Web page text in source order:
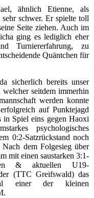
ähnlich Etienne, als
schwer. Er spielte toll
Seite ziehen. Auch im
ging es lediglich eher
Turniererfahrung, zu
Quäntchen für
sicherlich bereits unser
seitdem immerhin
werden konnte
auf Punktejagd
in Spiel eins gegen Haoxi
psychologisches
0:2-Satzrückstand noch
dem Folgesieg über
mit einen saustarken 3:1-
& aktuellen U19-
(TTC Greifswald) das
einer der kleinen